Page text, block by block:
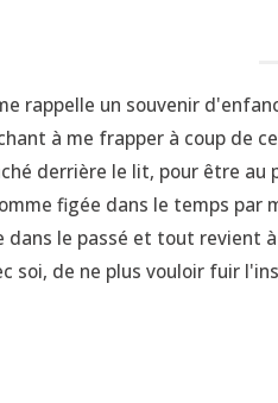
rappelle un souvenir
à me frapper à coup de
derrière le lit, pour être au
figée dans le temps par
dans le passé et tout revient
soi, de ne plus vouloir fuir